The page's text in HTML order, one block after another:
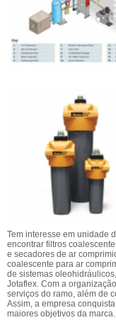
Tem interesse em unidade
encontrar filtros
e secadores de ar
coalescente para ar
de sistemas
Jotaflex. Com a
serviços do ramo, além de
Assim, a empresa
maiores objetivos da marca.